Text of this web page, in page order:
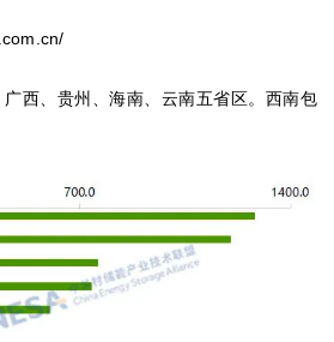
西、贵州、海南、云南五省区。西南包